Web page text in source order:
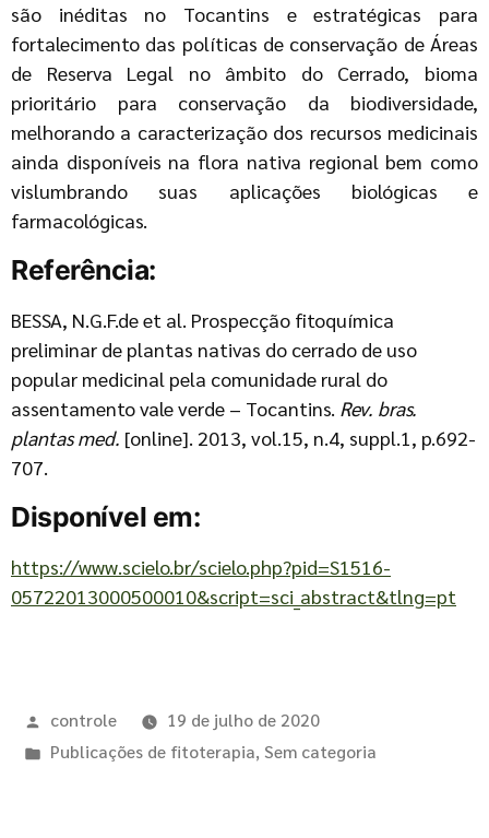
são inéditas no Tocantins e estratégicas para
fortalecimento das políticas de conservação de Áreas
de Reserva Legal no âmbito do Cerrado, bioma
prioritário para conservação da biodiversidade,
melhorando a caracterização dos recursos medicinais
ainda disponíveis na flora nativa regional bem como
vislumbrando suas aplicações biológicas e
farmacológicas.
Referência:
BESSA, N.G.F.de et al. Prospecção fitoquímica
preliminar de plantas nativas do cerrado de uso
popular medicinal pela comunidade rural do
assentamento vale verde – Tocantins. Rev. bras.
plantas med. [online]. 2013, vol.15, n.4, suppl.1, p.692-
707.
Disponível em:
https://www.scielo.br/scielo.php?pid=S1516-
05722013000500010&script=sci_abstract&tlng=pt
controle
19 de julho de 2020
Publicações de fitoterapia, Sem categoria